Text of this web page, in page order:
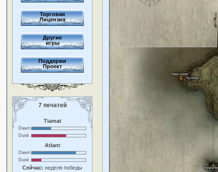
Торговая
Лицензия
Другие
игры
Поддержи
Проект
7 печатей
Tiamat
Dawn
Dusk
Atlant
Dawn
Dusk
Сейчас: неделя победы